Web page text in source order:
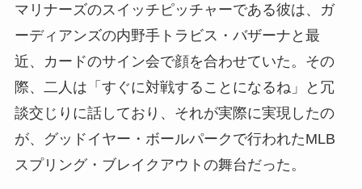
マリナーズのスイッチピッチャーである彼は、ガ
ーディアンズの内野手トラビス・バザーナと最
近、カードのサイン会で顔を合わせていた。その
際、二人は「すぐに対戦することになるね」と冗
談交じりに話しており、それが実際に実現したの
が、グッドイヤー・ボールパークで行われたMLB
スプリング・ブレイクアウトの舞台だった。